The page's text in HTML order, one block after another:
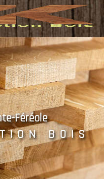
Féréole
BOIS